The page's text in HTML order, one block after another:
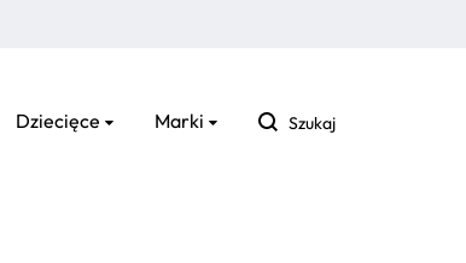
Dziecięce Marki Szukaj